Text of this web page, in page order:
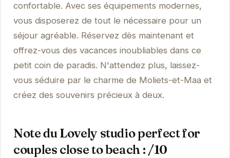
confortable. Avec ses équipements modernes,
vous disposerez de tout le nécessaire pour un
séjour agréable. Réservez dès maintenant et
offrez-vous des vacances inoubliables dans ce
petit coin de paradis. N'attendez plus, laissez-
vous séduire par le charme de Moliets-et-Maa et
créez des souvenirs précieux à deux.
Note du Lovely studio perfect for
couples close to beach : /10